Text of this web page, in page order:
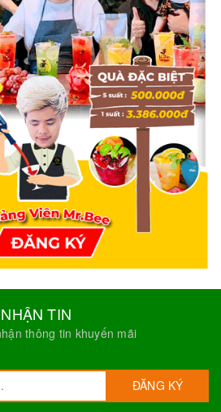
TIN
thông tin khuyến mãi
ĐĂNG KÝ